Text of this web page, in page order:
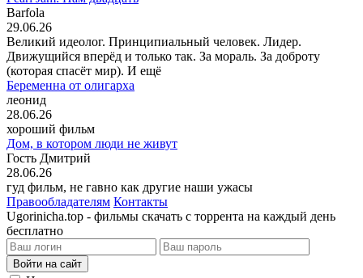
Barfola
29.06.26
Великий идеолог. Принципиальный человек. Лидер.
Движущийся вперёд и только так. За мораль. За доброту
(которая спасёт мир). И ещё
Беременна от олигарха
леонид
28.06.26
хороший фильм
Дом, в котором люди не живут
Гость Дмитрий
28.06.26
гуд фильм, не гавно как другие наши ужасы
Правообладателям Контакты
Ugorinicha.top - фильмы скачать с торрента на каждый день
бесплатно
Войти на сайт